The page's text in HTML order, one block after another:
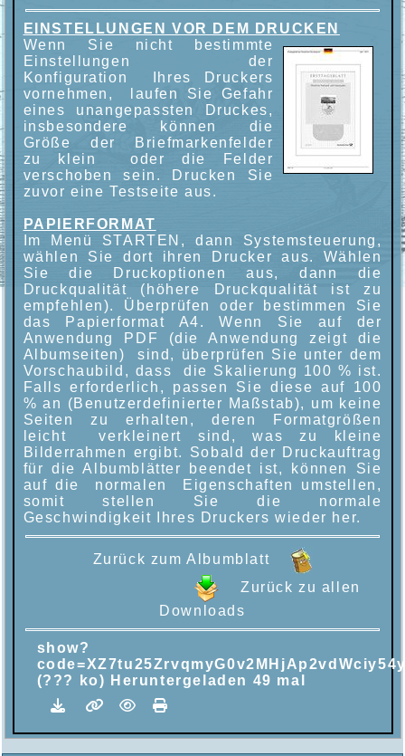
EINSTELLUNGEN VOR DEM DRUCKEN
Wenn Sie nicht bestimmte
Einstellungen der
Konfiguration Ihres Druckers
vornehmen, laufen Sie Gefahr
eines unangepassten Druckes,
insbesondere können die
Größe der Briefmarkenfelder
zu klein oder die Felder
verschoben sein. Drucken Sie
zuvor eine Testseite aus.
PAPIERFORMAT
Im Menü STARTEN, dann Systemsteuerung,
wählen Sie dort ihren Drucker aus. Wählen
Sie die Druckoptionen aus, dann die
Druckqualität (höhere Druckqualität ist zu
empfehlen). Überprüfen oder bestimmen Sie
das Papierformat A4. Wenn Sie auf der
Anwendung PDF (die Anwendung zeigt die
Albumseiten) sind, überprüfen Sie unter dem
Vorschaubild, dass die Skalierung 100 % ist.
Falls erforderlich, passen Sie diese auf 100
% an (Benutzerdefinierter Maßstab), um keine
Seiten zu erhalten, deren Formatgrößen
leicht verkleinert sind, was zu kleine
Bilderrahmen ergibt. Sobald der Druckauftrag
für die Albumblätter beendet ist, können Sie
auf die normalen Eigenschaften umstellen,
somit stellen Sie die normale
Geschwindigkeit Ihres Druckers wieder her.
Zurück zum Albumblatt
Zurück zu allen
Downloads
show?
(??? ko) Heruntergeladen 49 mal